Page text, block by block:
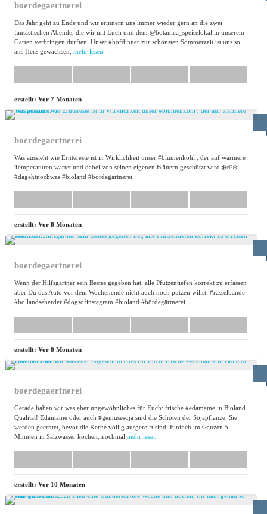
boerdegaertnerei
Das Jahr geht zu Ende und wir erinnern uns immer wieder gern an die zwei
fantastischen Abende, die wir mit Euch und dem @botanica_speiselokal in unserem
Garten verbringen durften. Unser #hofdinner zur schönsten Sommerzeit ist uns so
ans Herz gewachsen, mehr lesen
erstellt: Vor 7 Monaten
boerdegaertnerei
Was aussieht wie Erntereste ist in Wirklichkeit unser #blumenkohl , der auf wärmere
Temperaturen wartet und dabei von seinen eigenen Blättern geschützt wird ❄️🌱❄️
#dagehtnochwas #bioland #bördegärtnerei
erstellt: Vor 8 Monaten
boerdegaertnerei
Wenn der Hilfsgärtner sein Bestes gegeben hat, alle Pfützentiefen korrekt zu erfassen
aber Du das Auto vor dem Wochenende nicht auch noch putzen willst. #rasselbande
#hollandseherder #dogsofinstagram #bioland #bördegärtnerei
erstellt: Vor 8 Monaten
boerdegaertnerei
Gerade haben wir was eher ungewöhnliches für Euch: frische #edamame in Bioland
Qualität! Edamame oder auch #gemüsesoja sind die Schoten der Sojapflanze. Sie
werden geerntet, bevor die Kerne völlig ausgereift sind. Einfach im Ganzen 5
Minuten in Salzwasser kochen, nochmal mehr lesen
erstellt: Vor 10 Monaten